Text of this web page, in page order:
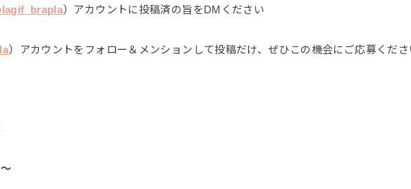
）アカウントに投稿済の旨をDMください
）アカウントをフォロー＆メンションして投稿だけ、ぜひこの機会にご応募くだ